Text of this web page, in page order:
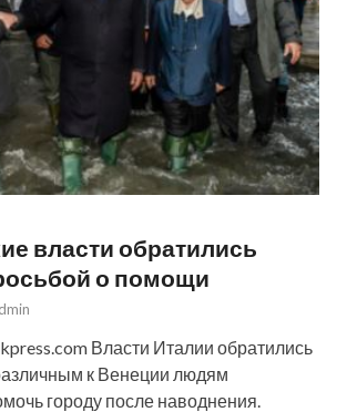
власти обратились
о помощи
Власти Италии обратились
к Венеции людям
городу после наводнения.